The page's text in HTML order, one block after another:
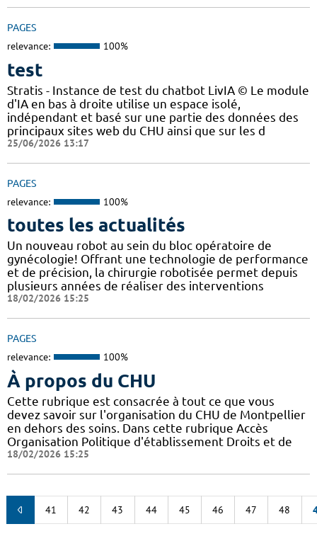
PAGES
relevance: 100%
test
Stratis - Instance de test du chatbot LivIA © Le module
d'IA en bas à droite utilise un espace isolé,
indépendant et basé sur une partie des données des
principaux sites web du CHU ainsi que sur les d
25/06/2026 13:17
PAGES
relevance: 100%
toutes les actualités
Un nouveau robot au sein du bloc opératoire de
gynécologie! Offrant une technologie de performance
et de précision, la chirurgie robotisée permet depuis
plusieurs années de réaliser des interventions
18/02/2026 15:25
PAGES
relevance: 100%
À propos du CHU
Cette rubrique est consacrée à tout ce que vous
devez savoir sur l'organisation du CHU de Montpellier
en dehors des soins. Dans cette rubrique Accès
Organisation Politique d'établissement Droits et de
18/02/2026 15:25
41 42 43 44 45 46 47 48